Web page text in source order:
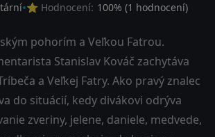
⭐ Hodnocení: 100% (1 hodnocení)
pohorím a Veľkou Fatrou.
Stanislav Kováč zachytáva
a Veľkej Fatry. Ako pravý znalec
do situácií, kedy divákovi odrýva
zveriny, jelene, daniele, medvede,